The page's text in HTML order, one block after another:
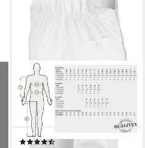
QUALITEX WORKWEAR
Arbeitslatzhose basic
Arbeitshose BW 240 g -
waschbarer Blaumann -
Handwerk KFZ & mehr (1-tlg)
Echte Baumwolle - Latzhose
(29)